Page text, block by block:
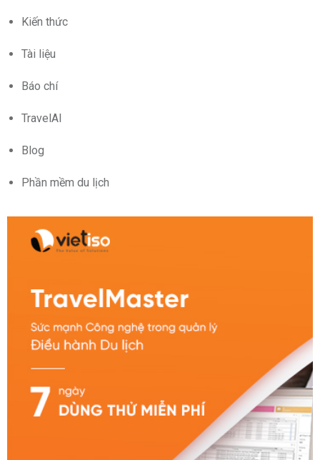
Kiến thức
Tài liệu
Báo chí
TravelAI
Blog
Phần mềm du lịch